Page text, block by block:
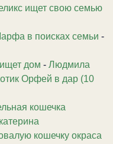
ищет свою семью
в поисках семьи -
дом - Людмила
Орфей в дар (10
кошечка
кошечку окраса